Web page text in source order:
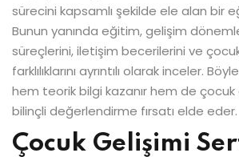
sürecini kapsamlı şekilde ele alan bir
Bunun yanında eğitim, gelişim
süreçlerini, iletişim becerilerini ve
farklılıklarını ayrıntılı olarak inceler.
hem teorik bilgi kazanır hem de
bilinçli değerlendirme fırsatı elde eder.
Çocuk Gelişimi